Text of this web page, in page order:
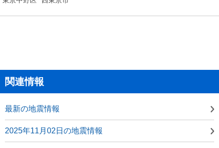
関連情報
最新の地震情報
2025年11月02日の地震情報